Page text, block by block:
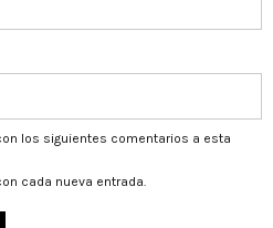
los siguientes comentarios a esta
cada nueva entrada.